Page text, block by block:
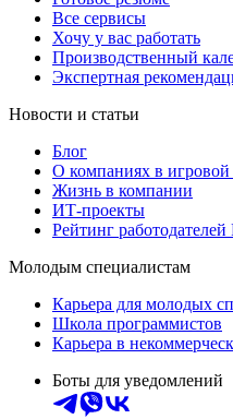
Все сервисы
Хочу у вас работать
Производственный
Экспертная
Новости и статьи
Блог
О компаниях в
Жизнь в компании
ИТ-проекты
Рейтинг работодателей
Молодым специалистам
Карьера для молодых
Школа программистов
Карьера в
Боты для уведомлений